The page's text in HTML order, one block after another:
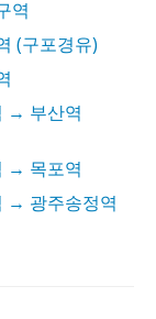
역
(구포경유)
→ 부산역
→ 목포역
→ 광주송정역